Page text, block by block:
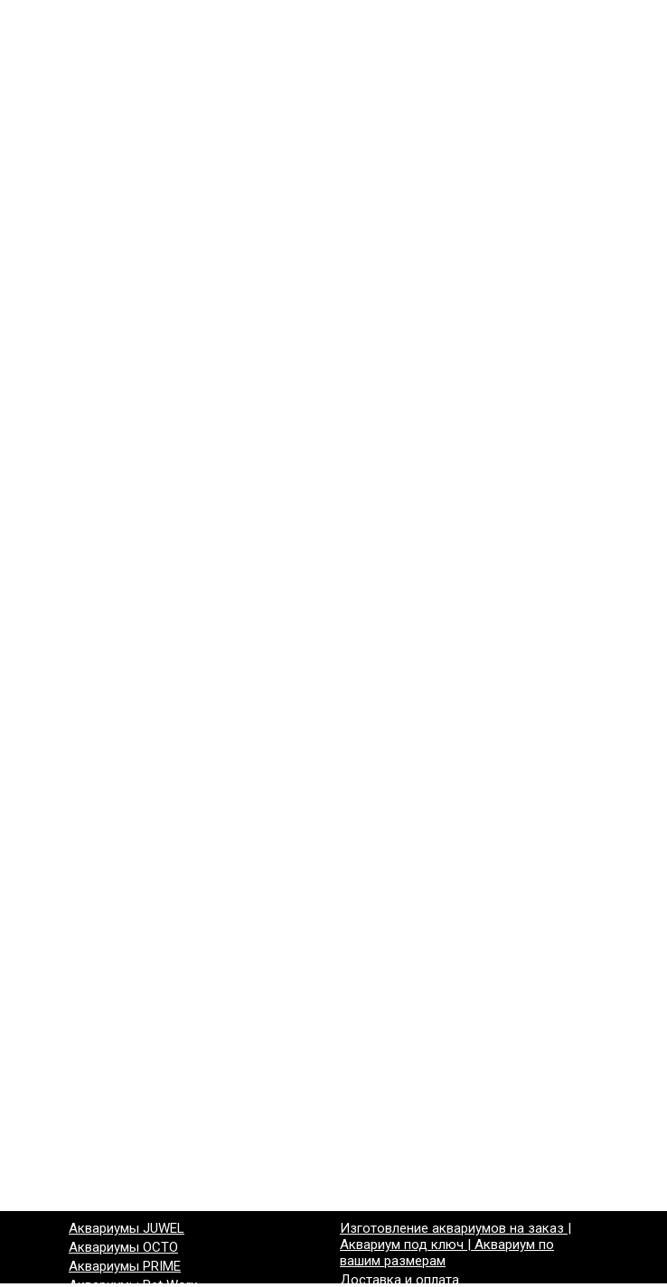
Аквариумы JUWEL
Аквариумы OCTO
Аквариумы PRIME
Изготовление аквариумов на заказ |
Аквариум под ключ | Аквариум по
вашим размерам
Доставка и оплата